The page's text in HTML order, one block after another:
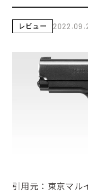
レビュー
引用元： 東京マル